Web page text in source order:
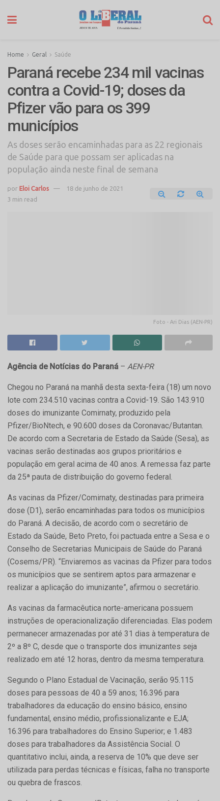
Home Geral Saúde
Paraná recebe 234 mil vacinas
contra a Covid-19; doses da
Pfizer vão para os 399
municípios
As doses serão encaminhadas para as 22 regionais
de Saúde para que possam ser aplicadas na
população ainda neste final de semana
por Eloi Carlos
18 de junho de 2021
3 min read
Foto - Ari Dias (AEN-PR)
Agência de Notícias do Paraná – AEN-PR
Chegou no Paraná na manhã desta sexta-feira (18) um novo
lote com 234.510 vacinas contra a Covid-19. São 143.910
doses do imunizante Comirnaty, produzido pela
Pfizer/BioNtech, e 90.600 doses da Coronavac/Butantan.
De acordo com a Secretaria de Estado da Saúde (Sesa), as
vacinas serão destinadas aos grupos prioritários e
população em geral acima de 40 anos. A remessa faz parte
da 25ª pauta de distribuição do governo federal.
As vacinas da Pfizer/Comirnaty, destinadas para primeira
dose (D1), serão encaminhadas para todos os municípios
do Paraná. A decisão, de acordo com o secretário de
Estado da Saúde, Beto Preto, foi pactuada entre a Sesa e o
Conselho de Secretarias Municipais de Saúde do Paraná
(Cosems/PR). “Enviaremos as vacinas da Pfizer para todos
os municípios que se sentirem aptos para armazenar e
realizar a aplicação do imunizante”, afirmou o secretário.
As vacinas da farmacêutica norte-americana possuem
instruções de operacionalização diferenciadas. Elas podem
permanecer armazenadas por até 31 dias à temperatura de
2º a 8º C, desde que o transporte dos imunizantes seja
realizado em até 12 horas, dentro da mesma temperatura.
Segundo o Plano Estadual de Vacinação, serão 95.115
doses para pessoas de 40 a 59 anos; 16.396 para
trabalhadores da educação do ensino básico, ensino
fundamental, ensino médio, profissionalizante e EJA;
16.396 para trabalhadores do Ensino Superior; e 1.483
doses para trabalhadores da Assistência Social. O
quantitativo inclui, ainda, a reserva de 10% que deve ser
utilizada para perdas técnicas e físicas, falha no transporte
ou quebra de frascos.